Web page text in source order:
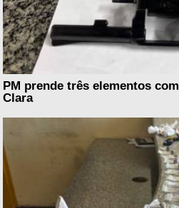
PM prende três elementos
Clara